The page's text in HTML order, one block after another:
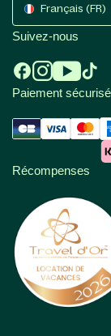
Français (FR)
Suivez-nous
Paiement sécurisé
Récompenses